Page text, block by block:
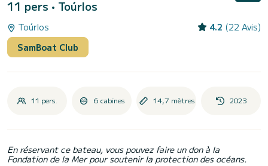
11 pers • Toúrlos
Toúrlos 4.2 (22 Avis)
SamBoat Club
11 pers. 6 cabines 14,7 mètres 2023
En réservant ce bateau, vous pouvez faire un don à la
Fondation de la Mer pour soutenir la protection des océans.